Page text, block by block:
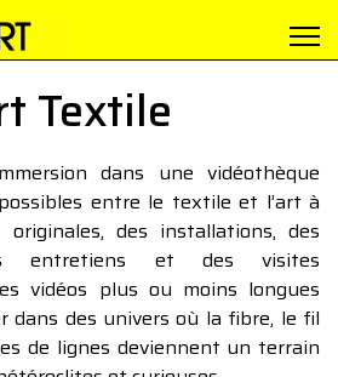
Textile
dans une vidéothèque
entre le textile et l’art à
des installations, des
entretiens et des visites
vidéos plus ou moins longues
dans des univers où la fibre, le fil
de lignes deviennent un terrain